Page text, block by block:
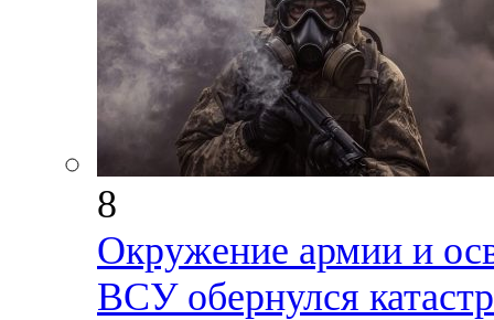
8
Окружение армии и
ВСУ обернулся